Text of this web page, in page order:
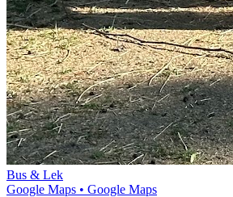
Bus & Lek
Google Maps • Google Maps